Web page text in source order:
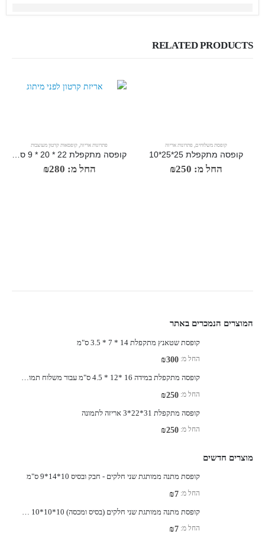
RELATED PRODUCTS
קופסת משלוחים, פתרונות אריזה
קופסה מתקפלת 25*25*10
החל מ: ₪250
פתרונות אריזה, קופסאות קרטון מעוצבות
קופסה מתקפלת 22 * 20 * 9 ס"מ
החל מ: ₪280
המוצרים הנמכרים באתר
קופסת שטאנץ מתקפלת 14 * 7 * 3.5 ס"מ
החל מ: ₪300
קופסה מתקפלת במידה 16 *12 * 4.5 ס"מ עבור משלוח תמונה בגודל A-6
החל מ: ₪250
קופסה מתקפלת 31*22*3 אריזה לתמונה
החל מ: ₪250
מוצרים חדשים
קופסת מתנה ממותגת שני חלקים - חבק ובסיס 10*14*9 ס"מ
החל מ: ₪7
החל מ: ₪7